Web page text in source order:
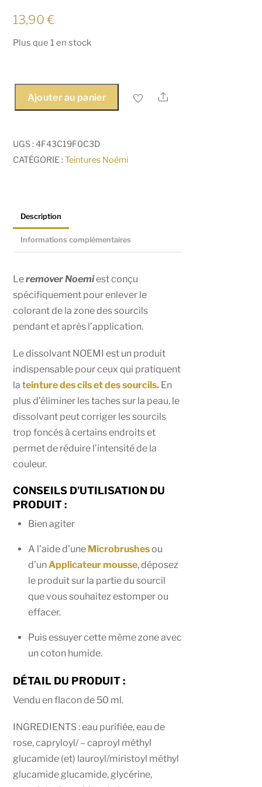
13,90€
Plus que 1 en stock
quantité
teinture
Ajouter au panier Share
UGS :4F43C19F0C3D
CATÉGORIE :Teintures Noémi
Description
Informations complémentaires
Leremover Noemiest conçu
spécifiquement pour enlever le
colorant de la zone des sourcils
pendant et après l’application.
Le dissolvant NOEMI est un produit
indispensable pour ceux qui pratiquent
la teinture des cils et des sourcils. En
plus d’éliminer les taches sur la peau, le
dissolvant peut corriger les sourcils
trop foncés à certains endroits et
permet de réduire l’intensité de la
couleur.
CONSEILS D’UTILISATION DU
PRODUIT :
Bien agiter
A l’aide d’une Microbrushesou
d’un Applicateur mousse, déposez
le produit sur la partie du sourcil
que vous souhaitez estomper ou
effacer.
Puis essuyer cette même zone avec
un coton humide.
DÉTAIL DU PRODUIT :
Vendu en flacon de 50 ml.
INGREDIENTS : eau purifiée, eau de
rose, capryloyl/ – caproyl méthyl
glucamide (et) lauroyl/miristoyl méthyl
glucamide glucamide, glycérine,